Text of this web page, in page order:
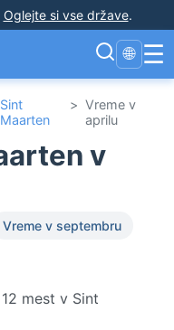
Oglejte si vse države.
🌐 ☰
Sint
Maarten
> Vreme v
aprilu
v
Vreme v septembru
mest v Sint